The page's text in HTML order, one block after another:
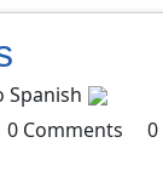
Spanish
0 Comments 0